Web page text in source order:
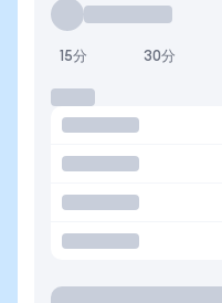
15分 30分